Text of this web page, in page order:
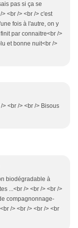
pas si ça se
<br /> <br /> c'est
fois à l'autre, on y
par connaitre<br />
et bonne nuit<br />
> <br /> <br /> Bisous
biodégradable à
...<br /> <br /> <br />
compagnonnage-
/> <br /> <br /> <br